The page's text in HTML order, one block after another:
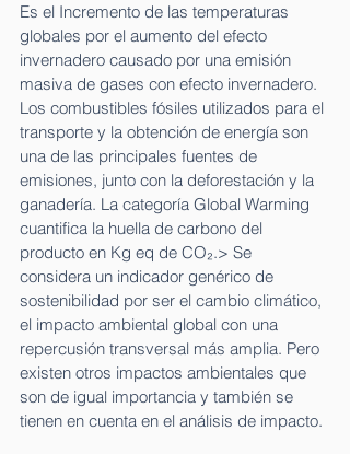
Es el Incremento de las temperaturas
globales por el aumento del efecto
invernadero causado por una emisión
masiva de gases con efecto invernadero.
Los combustibles fósiles utilizados para el
transporte y la obtención de energía son
una de las principales fuentes de
emisiones, junto con la deforestación y la
ganadería. La categoría Global Warming
cuantifica la huella de carbono del
producto en Kg eq de CO₂.> Se
considera un indicador genérico de
sostenibilidad por ser el cambio climático,
el impacto ambiental global con una
repercusión transversal más amplia. Pero
existen otros impactos ambientales que
son de igual importancia y también se
tienen en cuenta en el análisis de impacto.